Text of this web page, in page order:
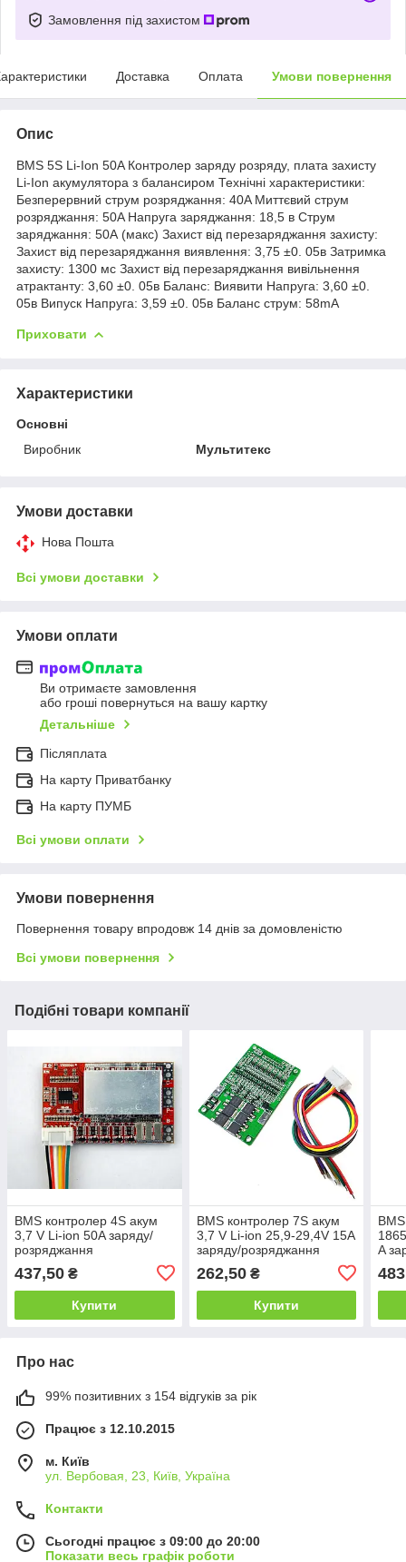
Замовлення під захистом
Доставка Оплата Умови повернення
Опис
BMS 5S Li-Ion 50A Контролер заряду розряду, плата захисту
Li-Ion акумулятора з балансиром Технічні характеристики:
Безперервний струм розряджання: 40A Миттєвий струм
розряджання: 50A Напруга заряджання: 18,5 в Струм
заряджання: 50А (макс) Захист від перезаряджання захисту:
Захист від перезаряджання виявлення: 3,75 ±0. 05в Затримка
захисту: 1300 мс Захист від перезаряджання вивільнення
атрактанту: 3,60 ±0. 05в Баланс: Виявити Напруга: 3,60 ±0.
05в Випуск Напруга: 3,59 ±0. 05в Баланс струм: 58mA
Приховати
Характеристики
Основні
Виробник
Мультитекс
Умови доставки
Нова Пошта
Всі умови доставки
Умови оплати
Ви отримаєте замовлення
або гроші повернуться на вашу картку
Детальніше
Післяплата
На карту Приватбанку
На карту ПУМБ
Всі умови оплати
Умови повернення
Повернення товару впродовж 14 днів за домовленістю
Всі умови повернення
Подібні товари компанії
BMS контролер 4S акум
3,7 V Li-ion 50A заряду/
розряджання
437,50 ₴
Купити
BMS контролер 7S акум
3,7 V Li-ion 25,9-29,4V 15A
заряду/розряджання
262,50₴
Купити
A
483
Про нас
99% позитивних з 154 відгуків за рік
Працює з 12.10.2015
м. Київ
ул. Вербовая, 23, Київ, Україна
Контакти
Сьогодні працює з 09:00 до 20:00
Показати весь графік роботи